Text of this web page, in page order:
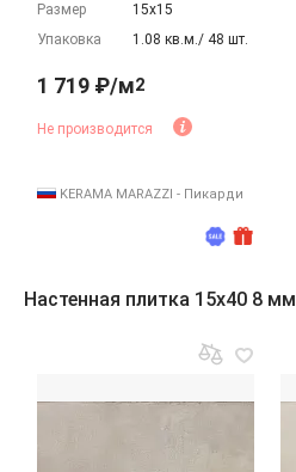
Размер
15х15
Упаковка
1.08 кв.м./ 48 шт.
1 719 ₽/м2
Не производится
KERAMA MARAZZI - Пикарди
Настенная плитка 15x40 8 мм